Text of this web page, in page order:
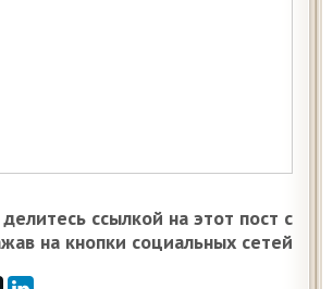
ссылкой на этот пост с
на кнопки социальных сетей